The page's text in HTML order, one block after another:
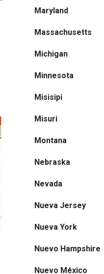
Maryland
Massachusetts
Michigan
Minnesota
Misisipi
Misuri
Montana
Nebraska
Nevada
Nueva Jersey
Nueva York
Nuevo Hampshire
Nuevo México